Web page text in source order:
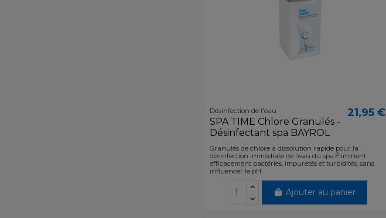
Désinfection de l'eau
SPA TIME Chlore Granulés -
Désinfectant spa BAYROL
21,95 €
Granulés de chlore à dissolution rapide pour la
désinfection immédiate de l’eau du spa.Éliminent
efficacement bactéries, impuretés et turbidités, sans
influencer le pH.
Ajouter au panier